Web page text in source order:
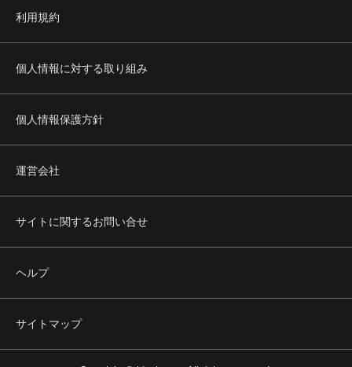
(3) 法令もしくは公序良俗に反し、またはそのおそれのある
シー権、肖像権その他の権利を侵害する行為
これを誹謗中傷する行為
(6) 本サービスの正常かつ円滑な運営を妨げる行為
その他当社が不適切と認める行為
1. 本サービスによって提供される文章、画像その他あらゆ
る情報の著作権その他の知的財産権は、当社その他の正当
な権利者に帰属します。
2. 利用者は、前項の権利者からの事前の承認なく、前項の
ず、複製、転載、改変その他の二次利用を行うことはでき
第6条 会員
1. 本サービスのうち会員向けサービス（以下、本会員サー
利用規約
個人情報に対する取り組み
個人情報保護方針
運営会社
サイトに関するお問い合せ
ヘルプ
サイトマップ